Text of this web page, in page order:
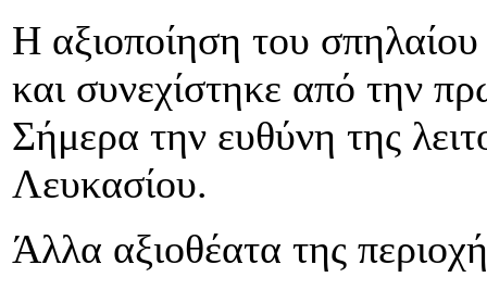
Η αξιοποίηση του
και συνεχίστηκε από την
Σήμερα την ευθύνη της
Λευκασίου.
Άλλα αξιοθέατα της